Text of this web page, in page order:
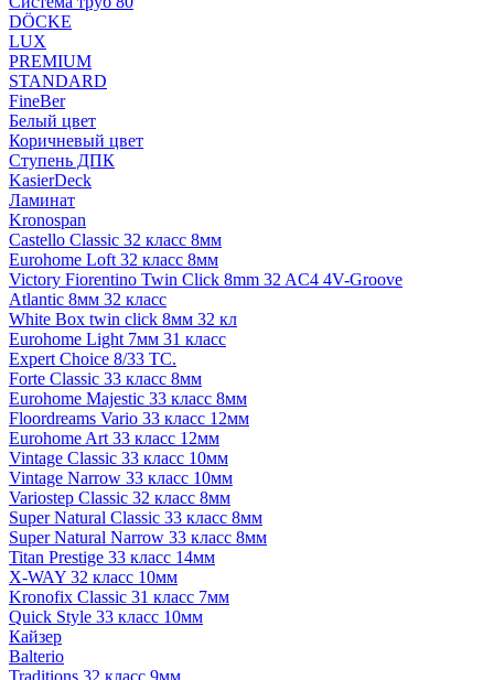
DÖCKE
LUX
PREMIUM
STANDARD
FineBer
Белый цвет
Коричневый цвет
Ступень ДПК
KasierDeck
Ламинат
Kronospan
Castello Classic 32 класс 8мм
Eurohome Loft 32 класс 8мм
Victory Fiorentino Twin Click 8mm 32 AC4 4V-Groove
Atlantic 8мм 32 класс
White Box twin click 8мм 32 кл
Eurohome Light 7мм 31 класс
Expert Choice 8/33 TC.
Forte Classic 33 класс 8мм
Eurohome Majestic 33 класс 8мм
Floordreams Vario 33 класс 12мм
Eurohome Art 33 класс 12мм
Vintage Classic 33 класс 10мм
Vintage Narrow 33 класс 10мм
Variostep Classic 32 класс 8мм
Super Natural Classic 33 класс 8мм
Super Natural Narrow 33 класс 8мм
Titan Prestige 33 класс 14мм
X-WAY 32 класс 10мм
Kronofix Classic 31 класс 7мм
Quick Style 33 класс 10мм
Кайзер
Balterio
Traditions 32 класс 9мм